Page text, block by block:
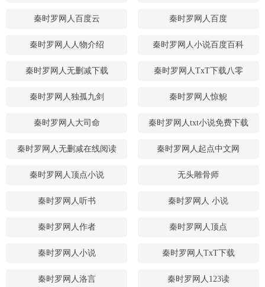
秦时罗网人百度云 秦时罗网人百度
秦时罗网人人物介绍 秦时罗网人小说百度百科
秦时罗网人无删减下载 秦时罗网人TxT下载八零
秦时罗网人独孤九剑 秦时罗网人惊鲵
秦时罗网人大司命 秦时罗网人txt小说免费下载
秦时罗网人无删减在线阅读 秦时罗网人起点中文网
秦时罗网人顶点小说 无头雕骨师
秦时罗网人听书 秦时罗网人 小说
秦时罗网人作者 秦时罗网人顶点
秦时罗网人小说 秦时罗网人TxT下载
秦时罗网人洛言 秦时罗网人123读